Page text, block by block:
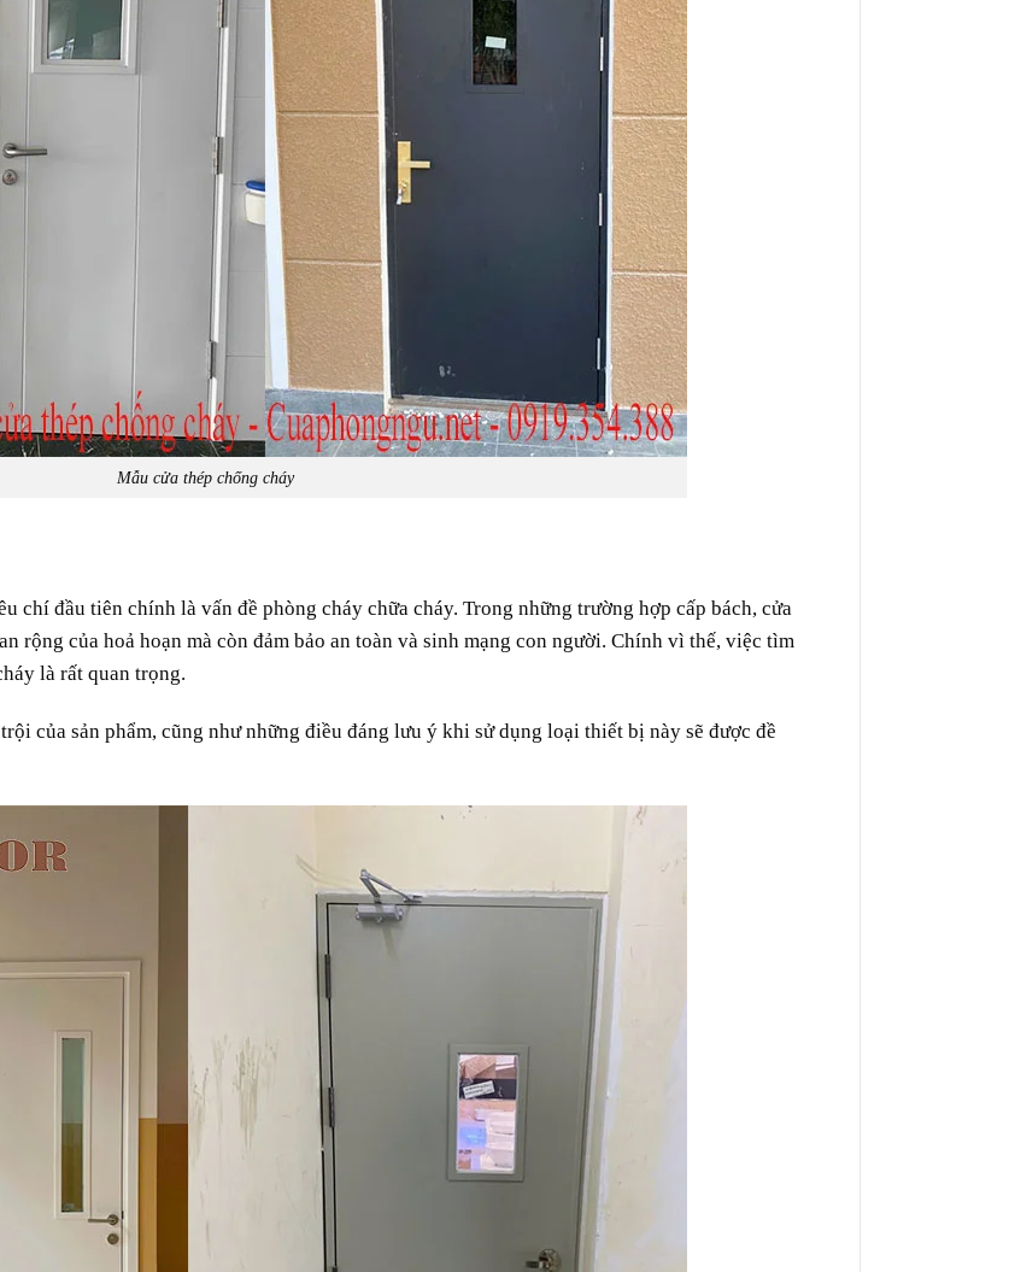
Mẫu cửa thép chống cháy
chí đầu tiên chínhlà vấn đề phòng cháy chữa cháy. Trong những trường hợp cấp bách, cửa
rộng của hoả hoạnmà còn đảm bảo an toànvà sinh mạng con người. Chính vì thế, việc tìm
là rất quan trọng.
của sản phẩm, cũng như những điều đáng lưu ýkhi sử dụng loại thiết bịnày sẽ được đề